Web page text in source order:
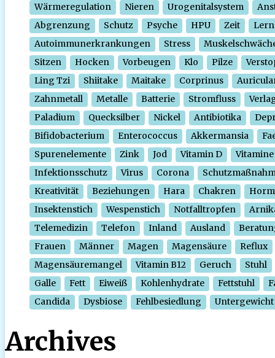
Wärmeregulation
Nieren Urogenitalsystem
Abgrenzung
Schutz Psyche HPU Zeit
Autoimmunerkrankungen
Stress
Sitzen
Hocken Vorbeugen Klo Pilze
Ling Tzi
Shiitake Maitake Corprinus
Zahnmetall
Metalle Batterie Stromfluss
Paladium
Quecksilber Nickel Antibiotika
Bifidobacterium
Enterococcus Akkermansia
Spurenelemente
Zink Jod Vitamin D
Vitamine
Infektionsschutz
Virus Corona
Kreativität
Beziehungen Hara Chakren
Insektenstich
Wespenstich Notfalltropfen
Telemedizin
Telefon Inland Ausland
Frauen
Männer Magen Magensäure
Reflux
Magensäuremangel
Vitamin B12 Geruch
Stuhl
Galle
Fett Eiweiß Kohlenhydrate Fettstuhl
Candida
Dysbiose Fehlbesiedlung Untergewicht
Archives